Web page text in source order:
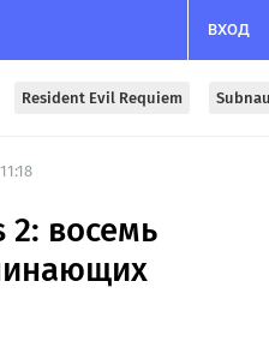
ВХОД
Resident Evil Requiem
2: восемь